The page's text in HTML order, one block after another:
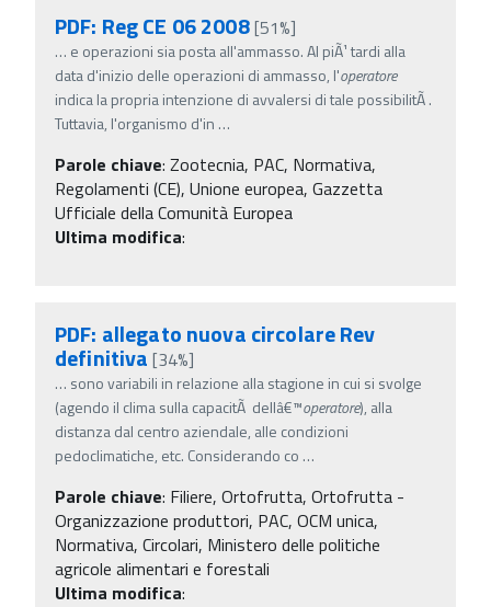
PDF: Reg CE 06 2008[51%]
… e operazioni sia posta all'ammasso. Al piÃ¹ tardi alla
data d'inizio delle operazioni di ammasso, l'operatore
indica la propria intenzione di avvalersi di tale possibilitÃ .
Tuttavia, l'organismo d'in …
Parole chiave: Zootecnia, PAC, Normativa,
Regolamenti (CE), Unione europea, Gazzetta
Ufficiale della Comunità Europea
Ultima modifica:
PDF: allegato nuova circolare Rev
definitiva [34%]
… sono variabili in relazione alla stagione in cui si svolge
(agendo il clima sulla capacitÃ dellâ€™operatore), alla
distanza dal centro aziendale, alle condizioni
pedoclimatiche, etc. Considerando co …
Parole chiave: Filiere, Ortofrutta, Ortofrutta -
Organizzazione produttori, PAC, OCM unica,
Normativa, Circolari, Ministero delle politiche
agricole alimentari e forestali
Ultima modifica: